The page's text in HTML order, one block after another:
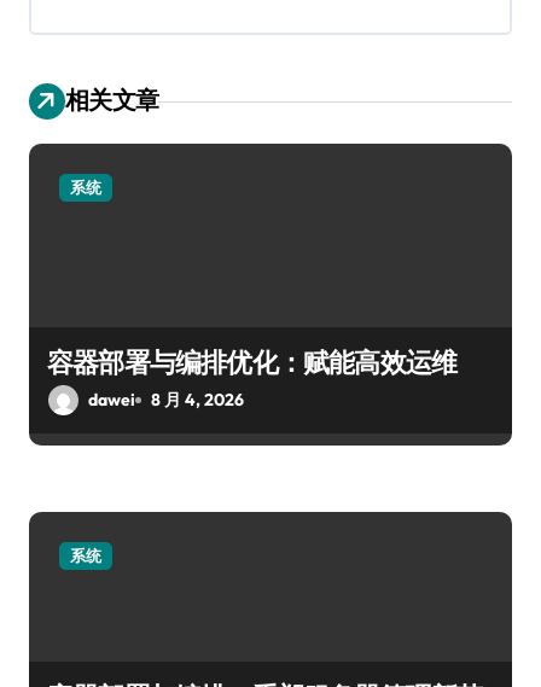
相关文章
系统
容器部署与编排优化：赋能高效运维
dawei 8 月 4, 2026
系统